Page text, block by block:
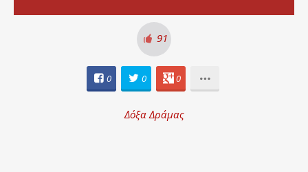
91
0 0 0
Δόξα Δράμας